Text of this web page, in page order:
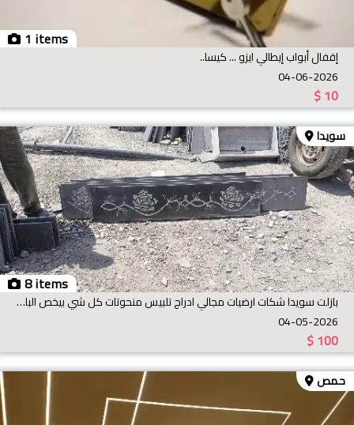
1 items
إقفال أبواب إيطالي ايزو ... كيسا..
04-06-2026
$10
8 items
سويدا
بازلت سويدا شكات ارضيات مجالي ادراج تلبيس منحوتات كل شي بيخص البازلت مو
04-05-2026
$100
حمص